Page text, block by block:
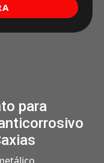
para